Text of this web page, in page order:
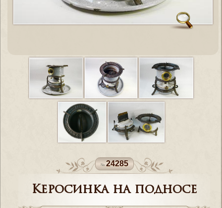
24285
Керосинка на подносе